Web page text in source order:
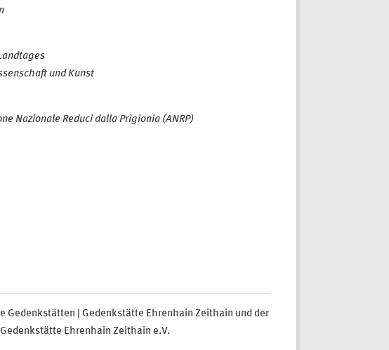
und Kunst
Nazionale Reduci dalla Prigionia (ANRP)
Gedenkstätten | Gedenkstätte Ehrenhain Zeithain und der
Ehrenhain Zeithain e.V.